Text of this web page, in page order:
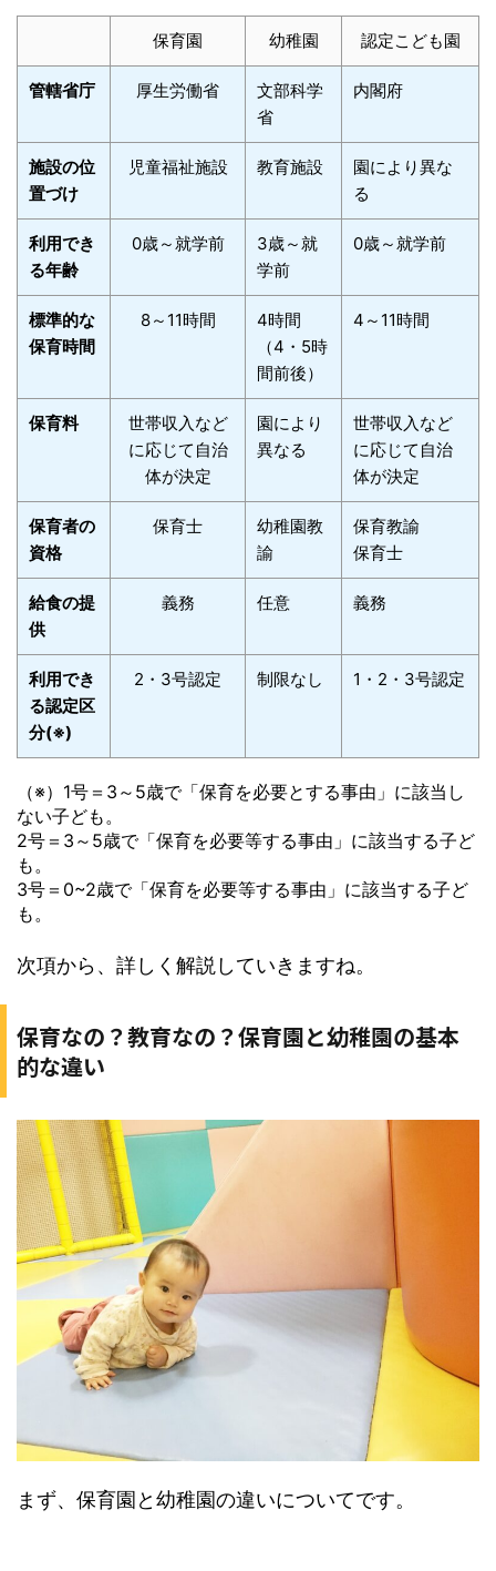
保育園 幼稚園 認定こども園
管轄省庁 厚生労働省
文部科学
省
内閣府
施設の位
置づけ
児童福祉施設 教育施設
園により異な
る
利用でき
る年齢
0歳～就学前
3歳～就
学前
0歳～就学前
標準的な
保育時間
8～11時間
4時間
（4・5時
間前後）
4～11時間
保育料
世帯収入など
に応じて自治
体が決定
園により
異なる
世帯収入など
に応じて自治
体が決定
保育者の
資格
保育士
幼稚園教
諭
保育教諭
保育士
給食の提
供
義務 任意 義務
利用でき
る認定区
分(※)
2・3号認定 制限なし 1・2・3号認定
（※）1号＝3～5歳で「保育を必要とする事由」に該当し
ない子ども。
2号＝3～5歳で「保育を必要等する事由」に該当する子ど
も。
3号＝0~2歳で「保育を必要等する事由」に該当する子ど
も。
次項から、詳しく解説していきますね。
保育なの？教育なの？保育園と幼稚園の基本
的な違い
まず、保育園と幼稚園の違いについてです。